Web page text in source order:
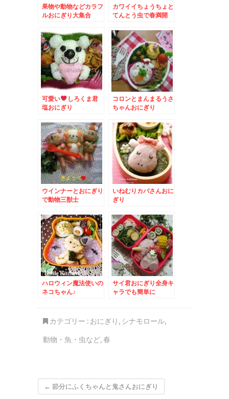
果物や動物などカラフ
ルおにぎり大集合
カワイイちょうちょと
てんとう虫で春満開
可愛い
しろくま君
塩おにぎり
コロンとまんまるうさ
ちゃんおにぎり
ウインナーとおにぎり
で動物三獣士
いねむりカバさんおに
ぎり
ハロウィン魔法使いの
ネコちゃん♪
サイ君おにぎり全身キ
ャラでも簡単に
カテゴリー : おにぎり , シナモロール,
動物・魚・虫など,春
← 節分にふくちゃんと鬼さんおにぎり